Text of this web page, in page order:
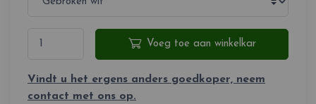
Voeg toe aan winkelkar
Vindt u het ergens anders goedkoper, neem
contact met ons op.